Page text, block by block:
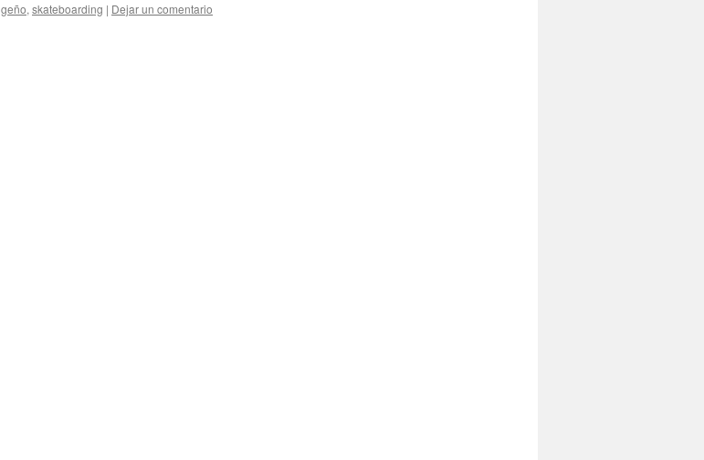
geño, skateboarding | Dejar un comentario